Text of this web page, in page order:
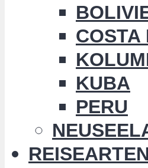
COSTA
KUBA
PERU
REISEARTEN